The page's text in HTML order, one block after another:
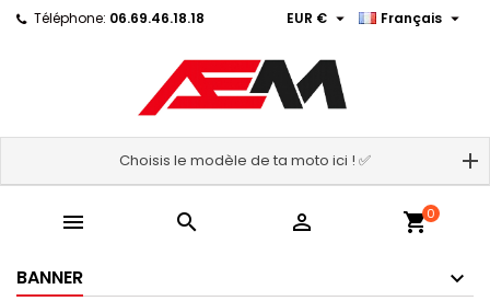
Téléphone: 06.69.46.18.18 Français 
EUR € 
Choisis le modèle de ta moto ici ! ✅
   shopping_cart0
BANNER